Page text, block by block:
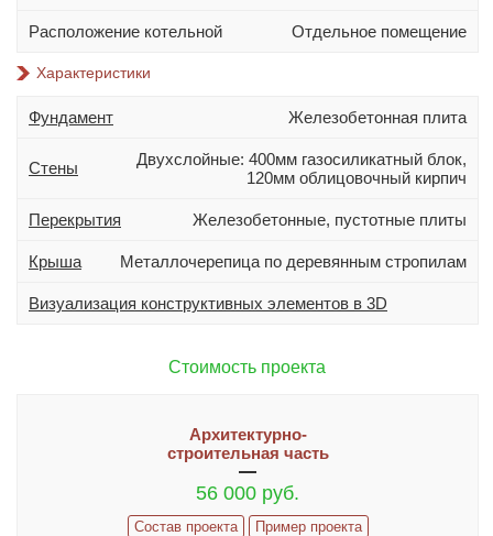
Кирпич
Керамзитобетонный блок
Дополнительно
Подвал
Терраса (веранда)
Эркер
Как заказать проект
Гарантии и сервис
Расположение котельной Отдельное помещение
Характеристики
Фундамент Железобетонная плита
Стены
Двухслойные: 400мм газосиликатный блок,
120мм облицовочный кирпич
Перекрытия Железобетонные, пустотные плиты
Крыша Металлочерепица по деревянным стропилам
Визуализация конструктивных элементов в 3D
Стоимость проекта
Архитектурно-
строительная часть
56 000 руб.
Состав проекта Пример проекта